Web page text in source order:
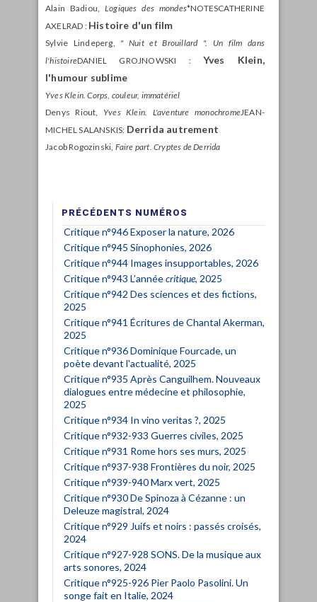
Alain Badiou, Logiques des mondes*NOTESCATHERINE
AXELRAD : Histoire d'un film
Sylvie Lindeperg, " Nuit et Brouillard ". Un film dans
l'histoireDANIEL GROJNOWSKI : Yves Klein,
l'humour sublime
Yves Klein. Corps, couleur, immatériel
Denys Riout, Yves Klein. L'aventure monochromeJEAN-
MICHEL SALANSKIS: Derrida autrement
Jacob Rogozinski, Faire part. Cryptes de Derrida
PRÉCÉDENTS NUMÉROS
Critique n°946 Exposer la nature, 2026
Critique n°945 Sinophonies, 2026
Critique n°944 Images insupportables, 2026
Critique n°943 L’annéecritique, 2025
Critique n°942 Des sciences et des fictions,
2025
Critique n°941 Écritures de Chantal Akerman,
2025
Critique n°936 Dominique Fourcade, un
poète devant l'actualité, 2025
Critique n°935 Après Canguilhem. Nouveaux
dialogues entre médecine et philosophie,
2025
Critique n°934 In vino veritas ?, 2025
Critique n°932-933 Guerres civiles, 2025
Critique n°931 Rome hors ses murs, 2025
Critique n°937-938 Frontières du noir, 2025
Critique n°939-940 Marx vert, 2025
Critique n°930 De Spinoza à Cézanne : un
Deleuze magistral, 2024
Critique n°929 Juifs et noirs : passés croisés,
2024
Critique n°927-928 SONS. De la musique aux
arts sonores, 2024
Critique n°925-926 Pier Paolo Pasolini. Un
songe fait en Italie, 2024